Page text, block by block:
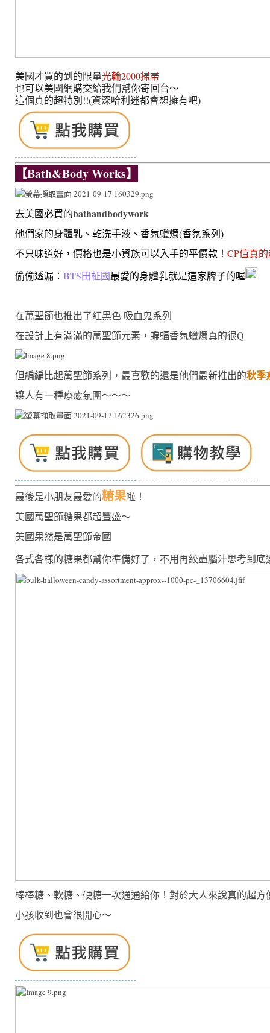
美國才買的到的限量光輪2000掃帚
也可以美國網購交給我們幫你寄回台～
這個真的超特別!!(資深哈利迷都會想擁有吧)
【Bath&Body Works】
去美國必買的bathandbodywork
他們家的身體乳、乾洗手液、香氛蠟燭(香氛系列)
不只味道好，價格也是小資族可以入手的平價款！ CP值真
偷偷透漏： BTS田柾國最愛的身體乳就是這家牌子的喔
在萬聖節也推出了紅黑色 吸血鬼系列
在設計上有滿滿的萬聖節元素，蝙蝠香氛蠟燭真的很Q
但編編比起萬聖節系列，最喜歡的還是他們最新推出的秋季
讓人有一種療癒氛圍～～～
最後是小朋友最愛的糖果啦！
美國萬聖節糖果都超豐盛～
美國果然是萬聖節帝國
各式各樣的糖果都幫你準備好了，不用再絞盡腦汁思考到底
棒棒糖、軟糖、硬糖一次通通給你！對於大人來說真的超方
小孩收到也會很開心～